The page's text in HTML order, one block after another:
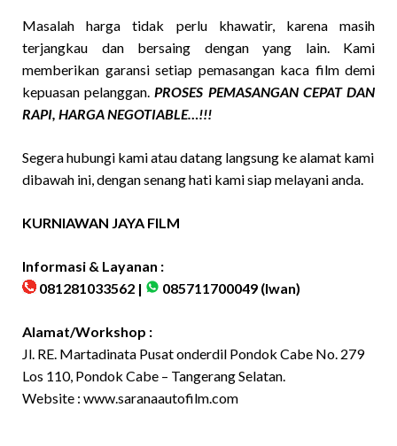
Masalah harga tidak perlu khawatir, karena masih
terjangkau dan bersaing dengan yang lain. Kami
memberikan garansi setiap pemasangan kaca film demi
kepuasan pelanggan.PROSES PEMASANGAN CEPAT DAN
RAPI, HARGA NEGOTIABLE…!!!
Segera hubungi kami atau datang langsung ke alamat kami
dibawah ini, dengan senang hati kami siap melayani anda.
KURNIAWAN JAYA FILM
Informasi & Layanan :
081281033562 |
085711700049 (Iwan)
Alamat/Workshop :
Jl. RE. Martadinata Pusat onderdil Pondok Cabe No. 279
Los 110, Pondok Cabe – Tangerang Selatan.
Website : www.saranaautofilm.com